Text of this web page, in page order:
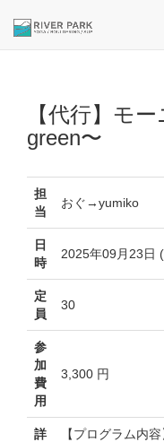
【代行】モ
green〜
担
当
おぐ→yumiko
日
時
2025年09月23日
定
員
30
参
加
費
用
3,300 円
詳
【プログラム内容